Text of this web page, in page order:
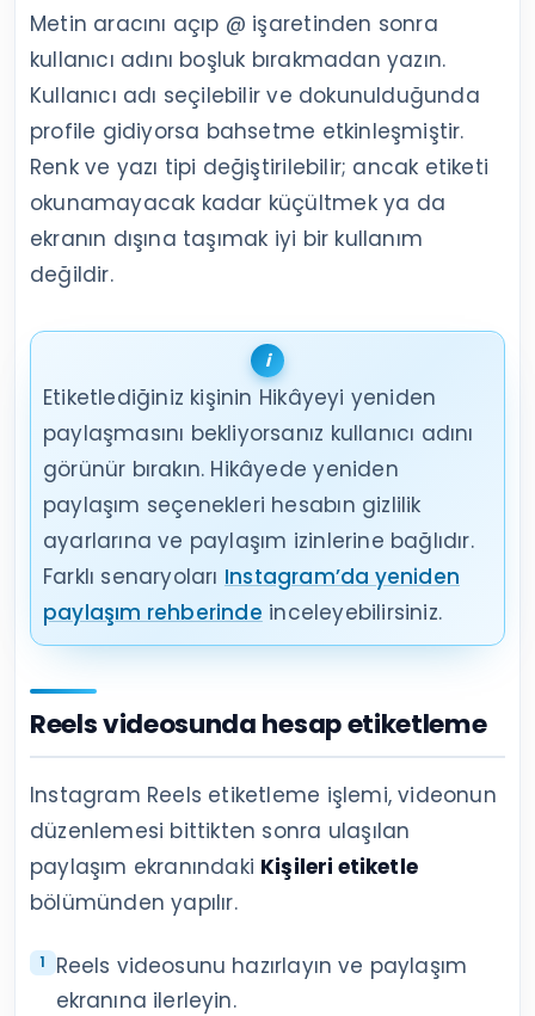
Metin aracını açıp @ işaretinden sonra
kullanıcı adını boşluk bırakmadan yazın.
Kullanıcı adı seçilebilir ve dokunulduğunda
profile gidiyorsa bahsetme etkinleşmiştir.
Renk ve yazı tipi değiştirilebilir; ancak etiketi
okunamayacak kadar küçültmek ya da
ekranın dışına taşımak iyi bir kullanım
değildir.
Etiketlediğiniz kişinin Hikâyeyi yeniden
paylaşmasını bekliyorsanız kullanıcı adını
görünür bırakın. Hikâyede yeniden
paylaşım seçenekleri hesabın gizlilik
ayarlarına ve paylaşım izinlerine bağlıdır.
Farklı senaryoları Instagram’da yeniden
paylaşım rehberinde inceleyebilirsiniz.
Reels videosunda hesap etiketleme
Instagram Reels etiketleme işlemi, videonun
düzenlemesi bittikten sonra ulaşılan
paylaşım ekranındaki Kişileri etiketle
bölümünden yapılır.
Reels videosunu hazırlayın ve paylaşım
ekranına ilerleyin.